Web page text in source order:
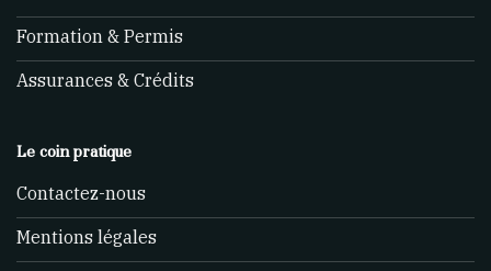
Formation & Permis
Assurances & Crédits
Le coin pratique
Contactez-nous
Mentions légales